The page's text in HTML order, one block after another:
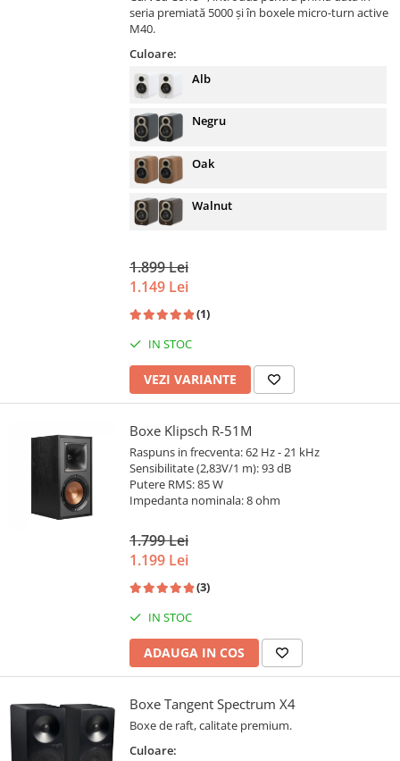
seria premiată 5000 și în boxele micro-turn active
M40.
Culoare:
Alb
Negru
Oak
Walnut
1.899 Lei
1.149 Lei
(1)
IN STOC
VEZI VARIANTE
Boxe Klipsch R-51M
Raspuns in frecventa: 62 Hz - 21 kHz
Sensibilitate (2,83V/1 m): 93 dB
Putere RMS: 85 W
Impedanta nominala: 8 ohm
1.799 Lei
1.199 Lei
(3)
IN STOC
ADAUGA IN COS
Boxe Tangent Spectrum X4
Boxe de raft, calitate premium.
Culoare: